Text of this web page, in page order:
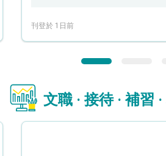
刊登於 1日前
文職 · 接待 · 補習